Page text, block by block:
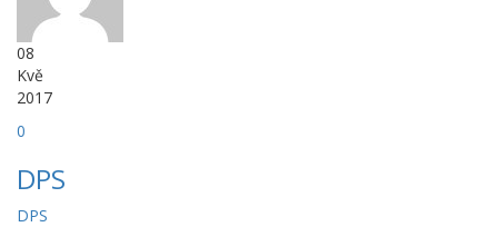
08
Kvě
2017
0
DPS
DPS